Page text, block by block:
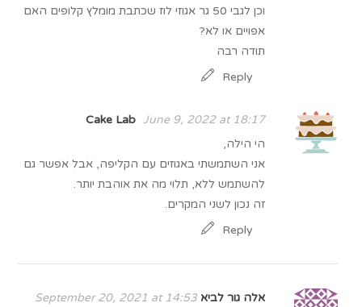
וכן לגבי 50 גר אגוזי לוז שכתבת מומלץ קלופים האם
אפויים או לא?
תודה רבה
Reply
Cake Lab June 9, 2022 at 18:17
הי הילה,
אני השתמשתי באגוזים עם הקליפה, אבל אפשר גם
להשתמש ללא, תלוי מה את אוהבת יותר.
זה נכון לשני המקרים.
Reply
אלה גור לביא September 20, 2021 at 14:53